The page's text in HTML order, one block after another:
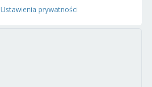
Ustawienia prywatności